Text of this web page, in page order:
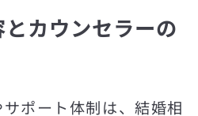
カウンセラーの
ポート体制は、結婚相